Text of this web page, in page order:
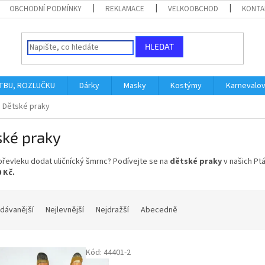
OBCHODNÍ PODMÍNKY REKLAMACE VELKOOBCHOD
HLEDAT
ROZLUČKU Dárky Masky Kostýmy
Dětské praky
praky
dodat uličnícký šmrnc? Podívejte se na dětské prakyv našich
Kč.
Nejlevnější Nejdražší Abecedně
Kód: 44401-2